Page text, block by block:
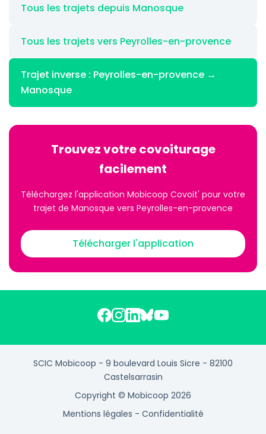
Tous les trajets depuis Manosque
Tous les trajets vers Peyrolles-en-provence
Trajet inverse : Peyrolles-en-provence →
Manosque
Trouvez votre covoiturage
facilement
Téléchargez l'application Mobicoop Covoit' pour votre
trajet de Manosque vers Peyrolles-en-provence
Télécharger l'application
SCIC Mobicoop - 9 boulevard Louis Sicre - 82100
Castelsarrasin
Copyright © Mobicoop 2026
Mentions légales - Confidentialité